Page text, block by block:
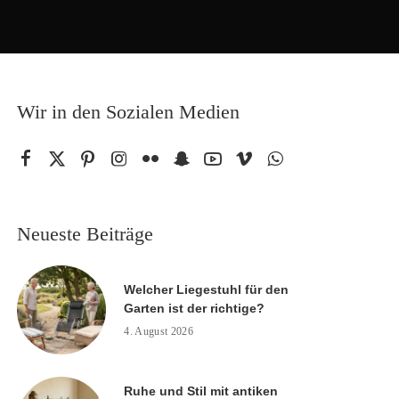
Wir in den Sozialen Medien
Neueste Beiträge
Welcher Liegestuhl für den
Garten ist der richtige?
4. August 2026
Ruhe und Stil mit antiken